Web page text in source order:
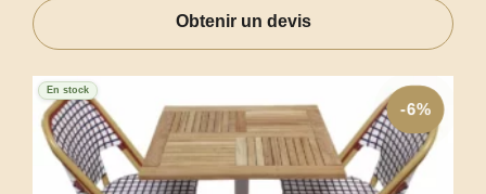
Obtenir un devis
-6%
En stock